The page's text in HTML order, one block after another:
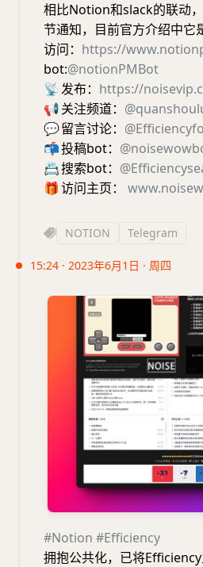
相比Notion和slack的联动
节通知，目前官方介绍中它
访问： https://
bot:@notionPMBot
📡发布： https://
📢关注频道：
💬留言讨论：
📬投稿bot：
📇搜索bot：
🎁访问主页：
NOTION Telegram
15:24 · 2023年6月1日 · 周四
#Notion #Efficiency
拥抱公共化，已将